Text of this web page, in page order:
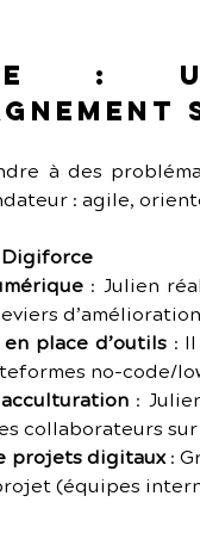
:
à des
: agile,
Digiforce
: Julien
place d’outils : Il
no-code/
:
collaborateurs
projets digitaux :
(équipes